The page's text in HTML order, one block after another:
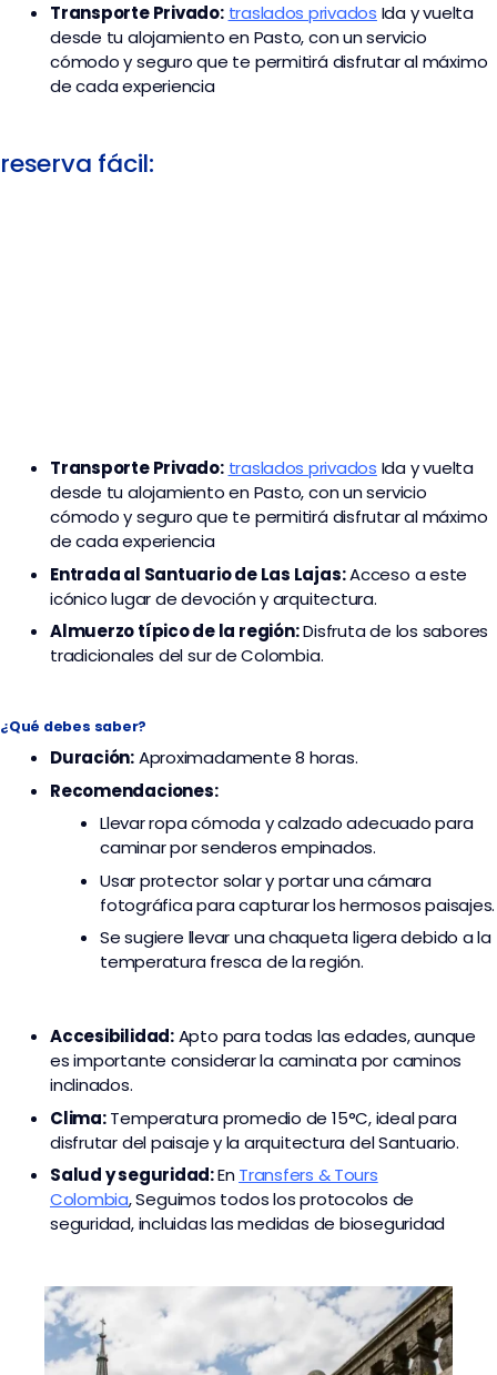
TransportePrivado: traslados privados Ida y vuelta
desde tu alojamiento en Pasto, con un servicio
cómodo y seguro que te permitirá disfrutar al máximo
de cada experiencia
reserva fácil:
TransportePrivado: traslados privados Ida y vuelta
desde tu alojamiento en Pasto, con un servicio
cómodo y seguro que te permitirá disfrutar al máximo
de cada experiencia
Entrada al Santuario de Las Lajas:Acceso a este
icónico lugar de devoción y arquitectura.
Almuerzo típico de la región:Disfruta de los sabores
tradicionales del sur de Colombia.
¿Qué debes saber?
Duración:Aproximadamente 8 horas.
Recomendaciones:
Llevar ropa cómoda y calzado adecuado para
caminar por senderos empinados.
Usar protector solar y portar una cámara
fotográfica para capturar los hermosos paisajes.
Se sugiere llevar una chaqueta ligera debido a la
temperatura fresca de la región.
Accesibilidad:Apto para todas las edades, aunque
es importante considerar la caminata por caminos
inclinados.
Clima:Temperatura promedio de 15°C, ideal para
disfrutar del paisaje y la arquitectura del Santuario.
Salud y seguridad:EnTransfers & Tours
Colombia,Seguimos todos los protocolos de
seguridad, incluidas las medidas de bioseguridad